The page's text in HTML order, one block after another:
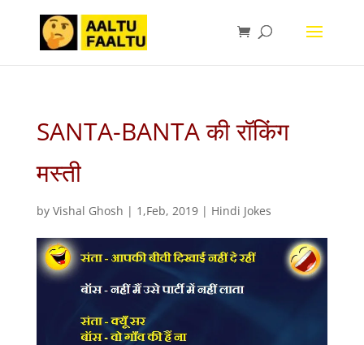
SANTA-BANTA की रॉकिंग
मस्ती
by Vishal Ghosh | 1,Feb, 2019| Hindi Jokes